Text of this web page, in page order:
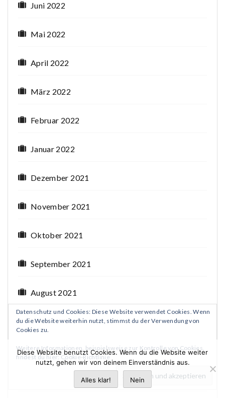
Juni 2022
Mai 2022
April 2022
März 2022
Februar 2022
Januar 2022
Dezember 2021
November 2021
Oktober 2021
September 2021
August 2021
Juli 2021
Juni 2021
Datenschutz und Cookies: Diese Website verwendet Cookies. Wenn
du die Website weiterhin nutzt, stimmst du der Verwendung von
Cookies zu.
Weitere Informationen, beispielsweise zur Kontrolle von Cookies,
findest du hier:Cookie-Richtlinie
Diese Website benutzt Cookies. Wenn du die Website weiter
nutzt, gehen wir von deinem Einverständnis aus.
Alles klar! Nein